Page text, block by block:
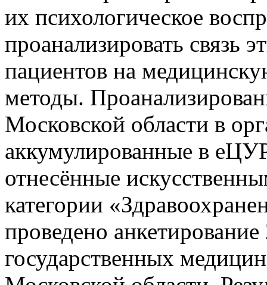
их психологическое
проанализировать связь
пациентов на
методы.
Московской области в
аккумулированные в
отнесённые
категории
проведено
государственных